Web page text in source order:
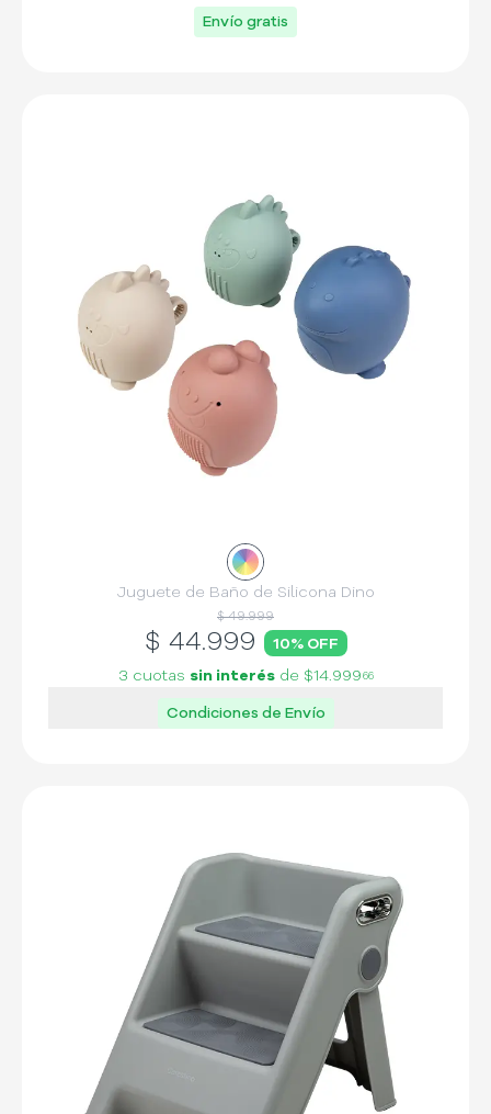
Envío gratis
Juguete de Baño de Silicona Dino
$ 49.999
$ 44.999 10% OFF
3 cuotas sin interésde $14.999 66
Condiciones de Envío